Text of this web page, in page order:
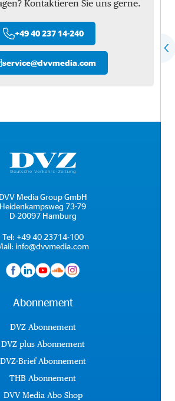
Kontaktieren Sie uns gerne.
+49 40 237 14-240
service@dvvmedia.com
DVV Media Group GmbH
Heidenkampsweg 73-79
D-20097 Hamburg
Tel: +49 40 23714-100
info@dvvmedia.com
Abonnement
DVZ Abonnement
DVZ plus Abonnement
DVZ-Brief Abonnement
THB Abonnement
DVV Media Abo Shop